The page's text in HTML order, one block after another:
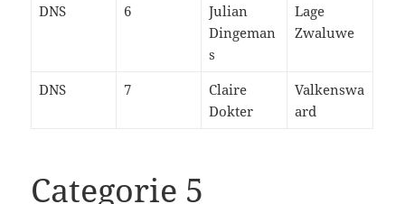
DNS 6
Julian
Dingeman
s
Lage
Zwaluwe
DNS 7
Claire
Dokter
Valkenswa
ard
Categorie 5